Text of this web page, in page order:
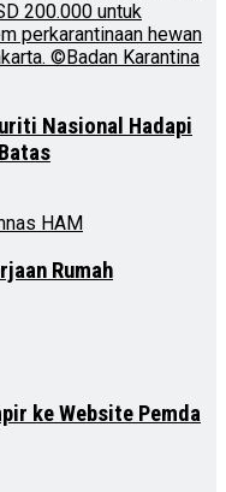
Nasional Hadapi
Rumah
ke Website Pemda